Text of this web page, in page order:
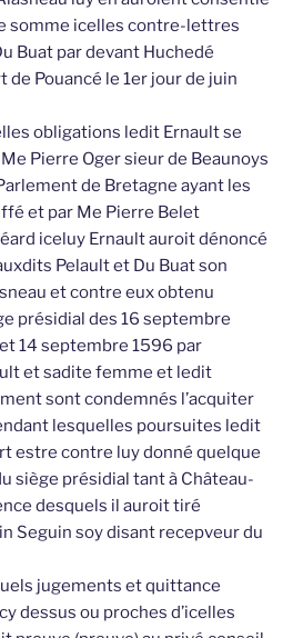
somme icelles contre-lettres
Buat par devant Huchedé
de Pouancé le 1er jour de juin
obligations ledit Ernault se
Pierre Oger sieur de Beaunoys
de Bretagne ayant les
et par Me Pierre Belet
iceluy Ernault auroit dénoncé
Pelault et Du Buat son
et contre eux obtenu
présidial des 16 septembre
14 septembre 1596 par
et sadite femme et ledit
sont condemnés l’acquiter
lesquelles poursuites ledit
estre contre luy donné quelque
siège présidial tant à Château-
desquels il auroit tiré
Seguin soy disant recepveur du
jugements et quittance
dessus ou proches d’icelles